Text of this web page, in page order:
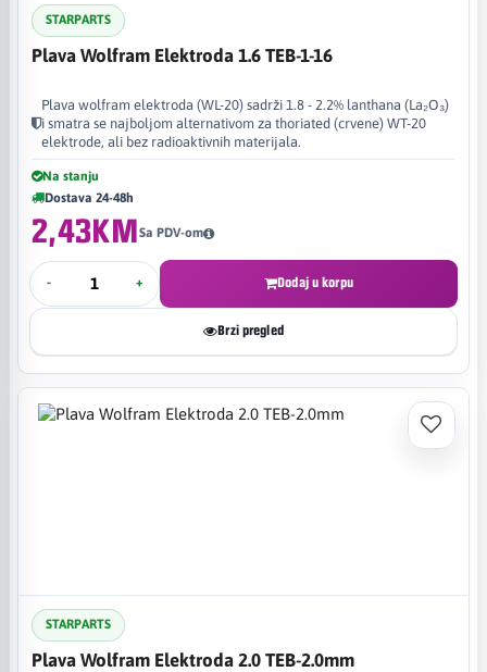
STARPARTS
Plava Wolfram Elektroda 1.6 TEB-1-16
Plava wolfram elektroda (WL-20) sadrži 1.8 - 2.2% lanthana (La₂O₃)
i smatra se najboljom alternativom za thoriated (crvene) WT-20
elektrode, ali bez radioaktivnih materijala.
Na stanju
Dostava 24-48h
2,43KMSa PDV-om
- + Dodaj u korpu
Brzi pregled
STARPARTS
Plava Wolfram Elektroda 2.0 TEB-2.0mm